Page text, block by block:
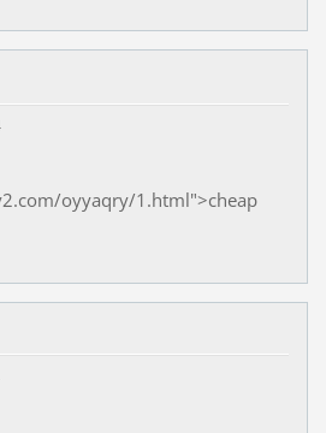
oyyaqry/1.html">cheap